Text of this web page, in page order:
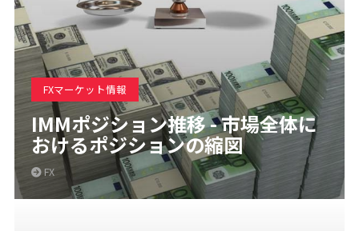
FXマーケット情報
IMMポジション推移 - 市場全体に
おけるポジションの縮図
FX